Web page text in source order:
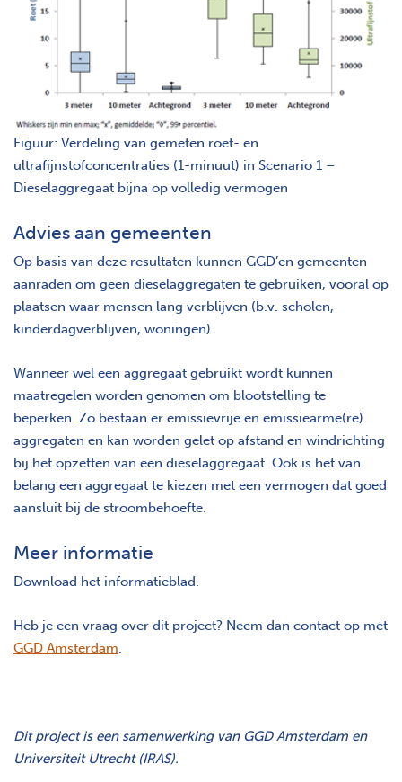
Figuur: Verdeling van gemeten roet- en
ultrafijnstofconcentraties (1-minuut) in Scenario 1 –
Dieselaggregaat bijna op volledig vermogen
Advies aan gemeenten
Op basis van deze resultaten kunnen GGD’en gemeenten
aanraden om geen dieselaggregaten te gebruiken, vooral op
plaatsen waar mensen lang verblijven (b.v. scholen,
kinderdagverblijven, woningen).
Wanneer wel een aggregaat gebruikt wordt kunnen
maatregelen worden genomen om blootstelling te
beperken. Zo bestaan er emissievrije en emissiearme(re)
aggregaten en kan worden gelet op afstand en windrichting
bij het opzetten van een dieselaggregaat. Ook is het van
belang een aggregaat te kiezen met een vermogen dat goed
aansluit bij de stroombehoefte.
Meer informatie
Download het informatieblad.
Heb je een vraag over dit project? Neem dan contact op met
GGD Amsterdam.
Dit project is een samenwerking van GGD Amsterdam en
Universiteit Utrecht (IRAS).